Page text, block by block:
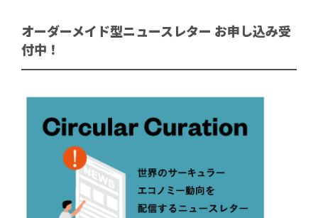
オーダーメイド型ニュースレター お申し込み受
付中！